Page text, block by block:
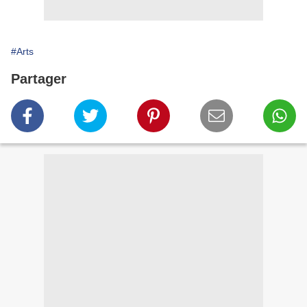
#Arts
Partager